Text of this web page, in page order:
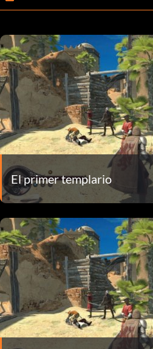
El primer templario